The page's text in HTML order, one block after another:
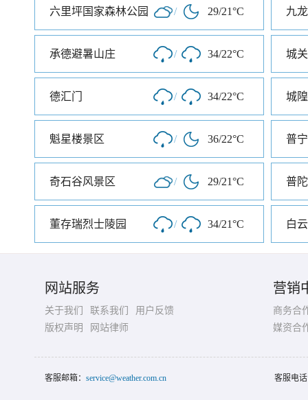
六里坪国家森林公园 / 29/21°C 九
承德避暑山庄 / 34/22°C 城
德汇门 / 34/22°C 城
魁星楼景区 / 36/22°C 普
奇石谷风景区 / 29/21°C 普
董存瑞烈士陵园 / 34/21°C 白
网站服务
关于我们 联系我们
用户反馈
版权声明
网站律师
营销
商务合
媒资合
客服邮箱： service@weather.com.cn 客服电